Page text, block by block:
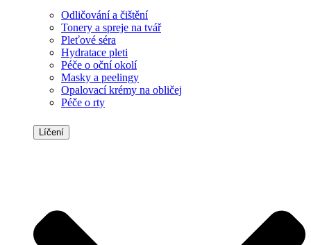
Odličování a čištění
Tonery a spreje na tvář
Pleťové séra
Hydratace pleti
Péče o oční okolí
Masky a peelingy
Opalovací krémy na obličej
Péče o rty
Líčení